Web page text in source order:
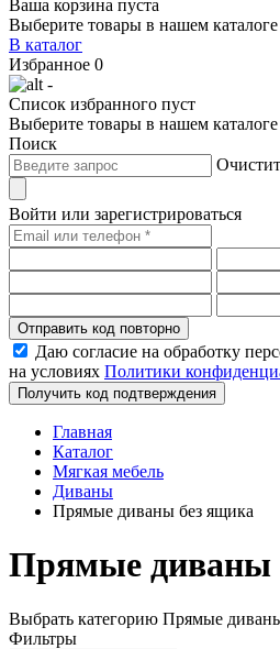
Ваша корзина пуста
Выберите товары в нашем каталоге
В каталог
Избранное 0
-
Список избранного пуст
Выберите товары в нашем каталоге
Поиск
Войти или зарегистрироваться
Отправить код повторно
Даю согласие на обработку
на условиях Политики
Получить код подтверждения
Главная
Каталог
Мягкая мебель
Диваны
Прямые диваны без ящика
Прямые диваны
Выбрать категорию Прямые
Фильтры